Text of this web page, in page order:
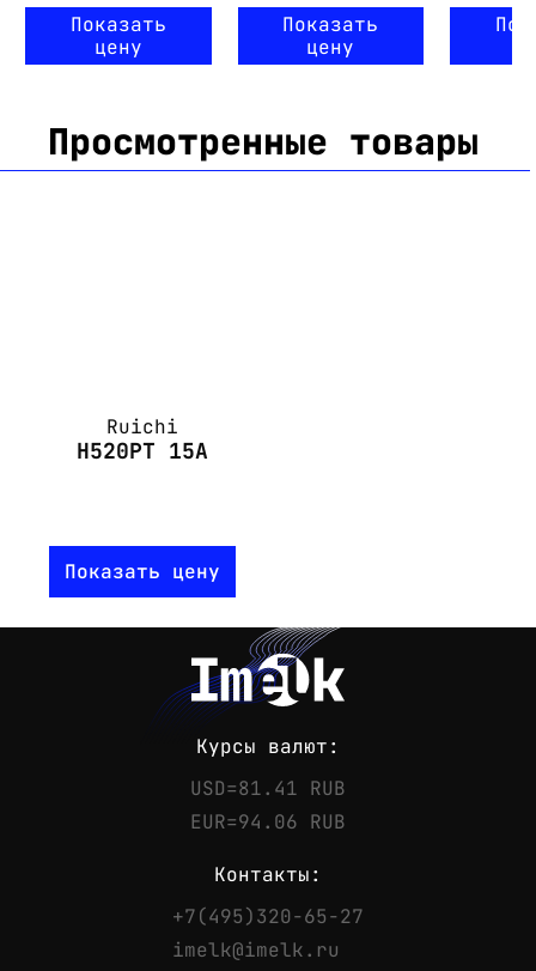
Контакты
Показать
цену
Показать
цену
Просмотренные товары
Ruichi
H520PT 15A
Показать цену
Курсы валют:
USD=81.41 RUB
EUR=94.06 RUB
Контакты:
+7(495)320-65-27
imelk@imelk.ru